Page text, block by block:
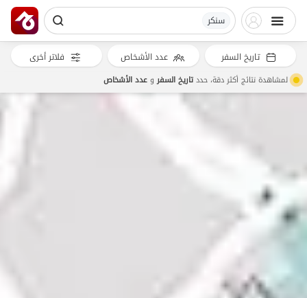
سنکر
تاريخ السفر عدد الأشخاص فلاتر أخرى
لمشاهدة نتائج أكثر دقة، حددتاريخ السفروعدد الأشخاص